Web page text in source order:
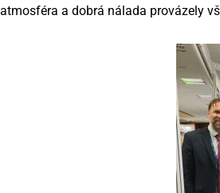
atmosféra a dobrá nálada provázely